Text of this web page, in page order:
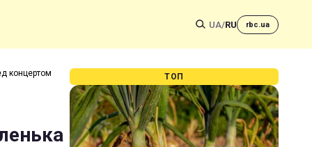
UA/RU rbc.ua
концертом ТОП